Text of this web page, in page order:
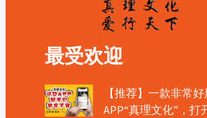
最受欢迎
【推荐】一款非常
APP“真理文化”，打